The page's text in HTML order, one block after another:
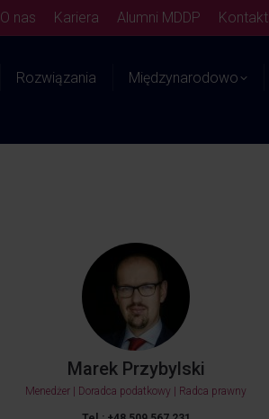
O nas Kariera Alumni MDDP Kontakt
Rozwiązania Międzynarodowo
Marek Przybylski
Menedżer | Doradca podatkowy | Radca prawny